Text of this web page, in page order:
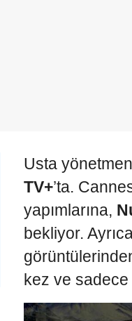
Usta yönetmen
TV+’ta.
yapımlarına,
bekliyor.
kez ve